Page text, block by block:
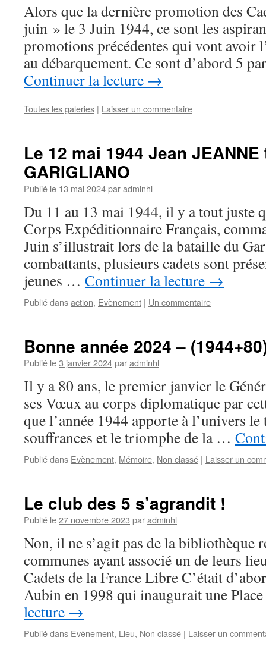
Alors que la dernière promotion des
juin » le 3 Juin 1944, ce sont les
promotions précédentes qui vont avoir
au débarquement. Ce sont d’abord 5
Continuer la lecture →
Toutes les galeries | Laisser un commentaire
Le 12 mai 1944 Jean
GARIGLIANO
Publié le 13 mai 2024paradminhl
Du 11 au 13 mai 1944, il y a tout juste
Corps Expéditionnaire Français,
Juin s’illustrait lors de la bataille du
combattants, plusieurs cadets sont
jeunes … Continuer la lecture →
Publié dansaction, Evènement | Un commentaire
Bonne année 2024 –
Publié le3 janvier 2024paradminhl
Il y a 80 ans, le premier janvier le
ses Vœux au corps diplomatique par
que l’année 1944 apporte à l’univers le
souffrances et le triomphe de la …
Publié dans Evènement, Mémoire, Non classé | Laisser un
Le club des 5 s’agrandit !
Publié le27 novembre 2023 paradminhl
Non, il ne s’agit pas de la bibliothèque
communes ayant associé un de leurs
Cadets de la France Libre C’était
Aubin en 1998 qui inaugurait une
lecture →
Publié dans Evènement, Lieu, Non classé | Laisser un